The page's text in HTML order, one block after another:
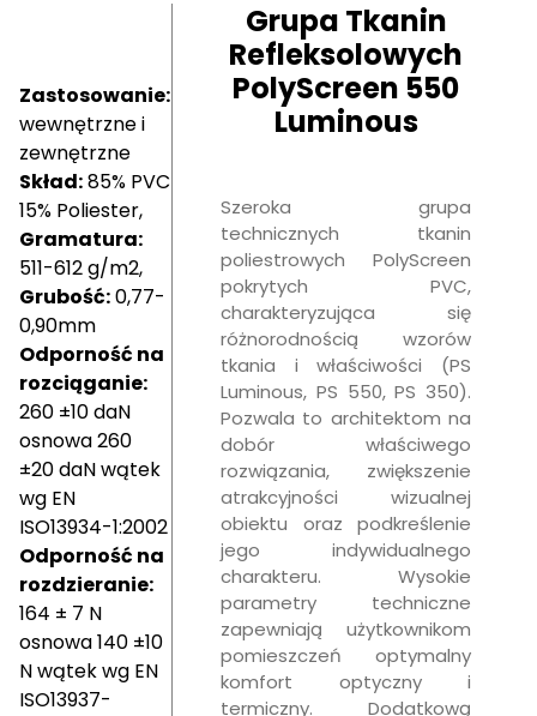
Zastosowanie:
wewnętrzne i
zewnętrzne
Skład:85% PVC
15% Poliester,
Gramatura:
511-612 g/m2,
Grubość:0,77-
0,90mm
Odporność na
rozciąganie:
260 ±10 daN
osnowa 260
±20 daN wątek
wg EN
ISO13934-1:2002
Odporność na
rozdzieranie:
164 ± 7 N
osnowa 140 ±10
N wątek wg EN
ISO13937-
Grupa Tkanin
Refleksolowych
PolyScreen 550
Luminous
Szeroka grupa
technicznych tkanin
poliestrowych PolyScreen
pokrytych PVC,
charakteryzująca się
różnorodnością wzorów
tkania i właściwości (PS
Luminous, PS 550, PS 350).
Pozwala to architektom na
dobór właściwego
rozwiązania, zwiększenie
atrakcyjności wizualnej
obiektu oraz podkreślenie
jego indywidualnego
charakteru. Wysokie
parametry techniczne
zapewniają użytkownikom
pomieszczeń optymalny
komfort optyczny i
termiczny. Dodatkową